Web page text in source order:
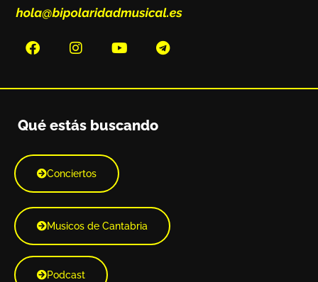
Qué estás buscando
Conciertos
Musicos de Cantabria
Podcast